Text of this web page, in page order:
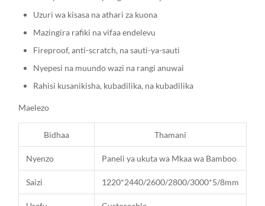
Uzuri wa kisasa na athari za kuona
Mazingira rafiki na vifaa endelevu
Fireproof, anti-scratch, na sauti-ya-sauti
Nyepesi na muundo wazi na rangi anuwai
Rahisi kusanikisha, kubadilika, na kubadilika
Maelezo
Bidhaa Thamani
Nyenzo Paneli ya ukuta wa Mkaa wa Bamboo
Saizi 1220*2440/2600/2800/3000*5/8mm